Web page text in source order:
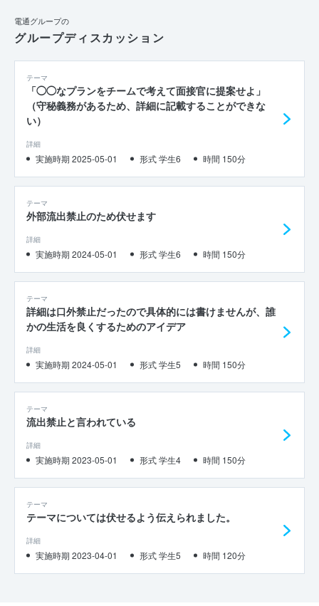
電通グループの
グループディスカッション
テーマ
「◯◯なプランをチームで考えて面接官に提案せよ」
（守秘義務があるため、詳細に記載することができな
い）
詳細
実施時期 2025-05-01 形式 学生6 時間 150分
テーマ
外部流出禁止のため伏せます
詳細
実施時期 2024-05-01 形式 学生6 時間 150分
テーマ
詳細は口外禁止だったので具体的には書けませんが、誰
かの生活を良くするためのアイデア
詳細
実施時期 2024-05-01 形式 学生5 時間 150分
テーマ
流出禁止と言われている
詳細
実施時期 2023-05-01 形式 学生4 時間 150分
テーマ
テーマについては伏せるよう伝えられました。
詳細
実施時期 2023-04-01 形式 学生5 時間 120分